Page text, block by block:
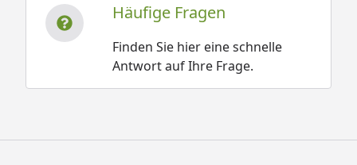
Häufige Fragen
Finden Sie hier eine schnelle
Antwort auf Ihre Frage.